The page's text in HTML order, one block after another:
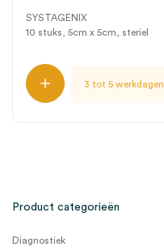
SYSTAGENIX
10 stuks, 5cm x 5cm, steriel
3 tot 5 werkdagen
Product categorieën
Diagnostiek